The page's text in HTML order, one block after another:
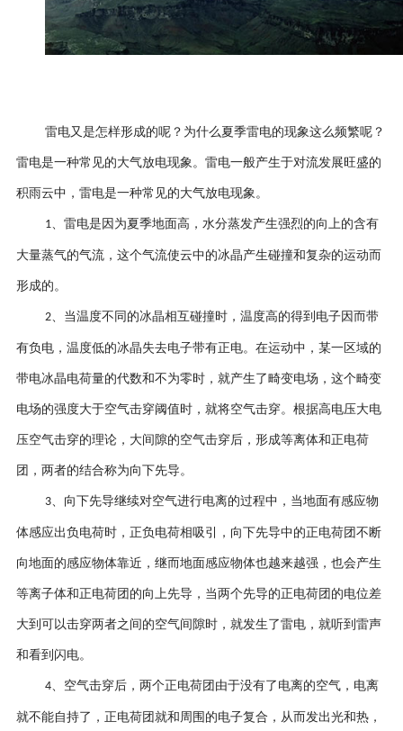
雷电又是怎样形成的呢？为什么夏季雷电的现象这么频繁呢？
雷电是一种常见的大气放电现象。雷电一般产生于对流发展旺盛的
积雨云中，雷电是一种常见的大气放电现象。
1、雷电是因为夏季地面高，水分蒸发产生强烈的向上的含有
大量蒸气的气流，这个气流使云中的冰晶产生碰撞和复杂的运动而
形成的。
2、当温度不同的冰晶相互碰撞时，温度高的得到电子因而带
有负电，温度低的冰晶失去电子带有正电。在运动中，某一区域的
带电冰晶电荷量的代数和不为零时，就产生了畸变电场，这个畸变
电场的强度大于空气击穿阈值时，就将空气击穿。根据高电压大电
压空气击穿的理论，大间隙的空气击穿后，形成等离体和正电荷
团，两者的结合称为向下先导。
3、向下先导继续对空气进行电离的过程中，当地面有感应物
体感应出负电荷时，正负电荷相吸引，向下先导中的正电荷团不断
向地面的感应物体靠近，继而地面感应物体也越来越强，也会产生
等离子体和正电荷团的向上先导，当两个先导的正电荷团的电位差
大到可以击穿两者之间的空气间隙时，就发生了雷电，就听到雷声
和看到闪电。
4、空气击穿后，两个正电荷团由于没有了电离的空气，电离
就不能自持了，正电荷团就和周围的电子复合，从而发出光和热，